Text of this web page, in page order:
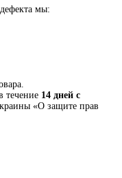
мы:
течение 14 дней с
«О защите прав